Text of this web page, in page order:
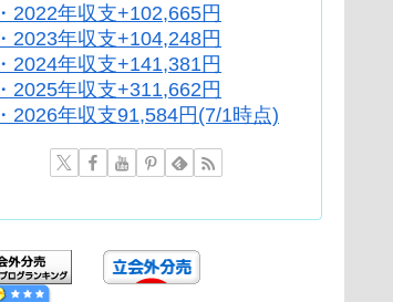
・2022年収支+102,665円
・2023年収支+104,248円
・2024年収支+141,381円
・2025年収支+311,662円
・2026年収支91,584円(7/1時点)